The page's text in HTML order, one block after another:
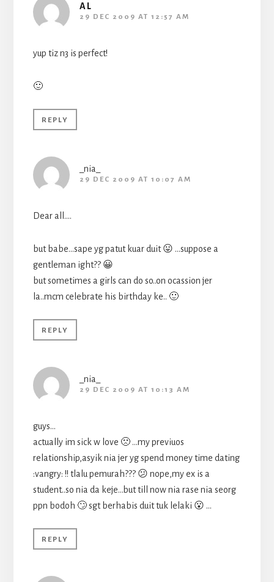
AL
29 DEC 2009 AT 12:57 AM
yup tiz n3 is perfect!
🙂
REPLY
_nia_
29 DEC 2009 AT 10:07 AM
Dear all….
but babe…sape yg patut kuar duit 😛 …suppose a
gentleman ight?? 😀
but sometimes a girls can do so..on ocassion jer
la..mcm celebrate his birthday ke.. 🙂
REPLY
_nia_
29 DEC 2009 AT 10:13 AM
guys…
actually im sick w love 🙁 …my previuos
relationship,asyik nia jer yg spend money time dating
:vangry: !! tlalu pemurah??? 😕 nope,my ex is a
student..so nia da keje…but till now nia rase nia seorg
ppn bodoh 🙄 sgt berhabis duit tuk lelaki 😮 …
REPLY